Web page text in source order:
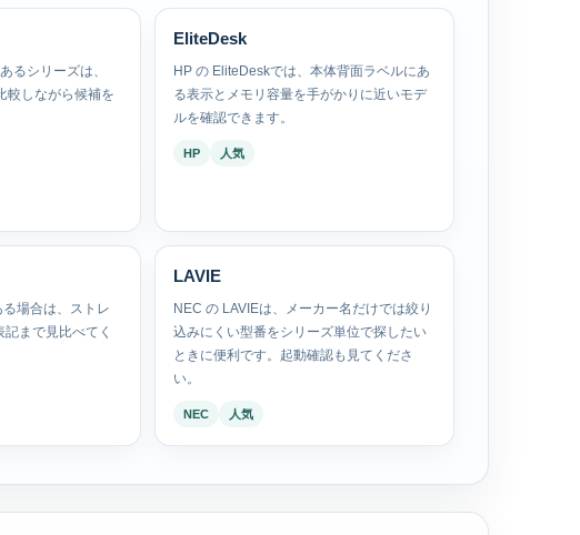
るシリーズは、
較しながら候補を
EliteDesk
HP の EliteDeskでは、本体背面ラベルにあ
る表示とメモリ容量を手がかりに近いモデ
ルを確認できます。
HP 人気
場合は、ストレ
まで見比べてく
LAVIE
NEC の LAVIEは、メーカー名だけでは絞り
込みにくい型番をシリーズ単位で探したい
ときに便利です。起動確認も見てくださ
い。
NEC 人気